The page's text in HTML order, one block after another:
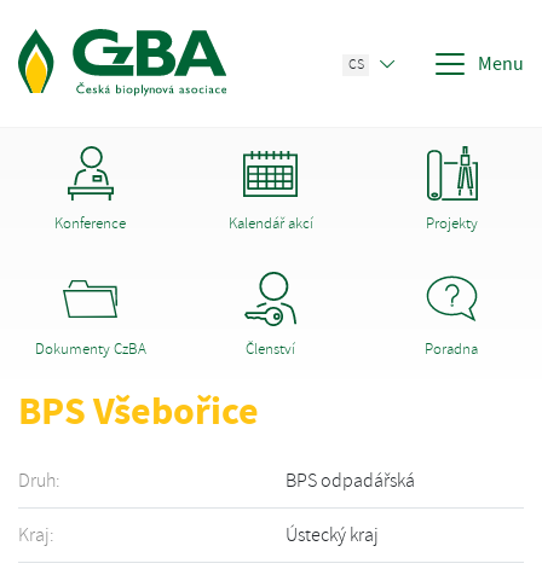
CS Menu
Konference Kalendář akcí Projekty
Dokumenty CzBA Členství Poradna
BPS Všebořice
Druh: BPS odpadářská
Kraj: Ústecký kraj